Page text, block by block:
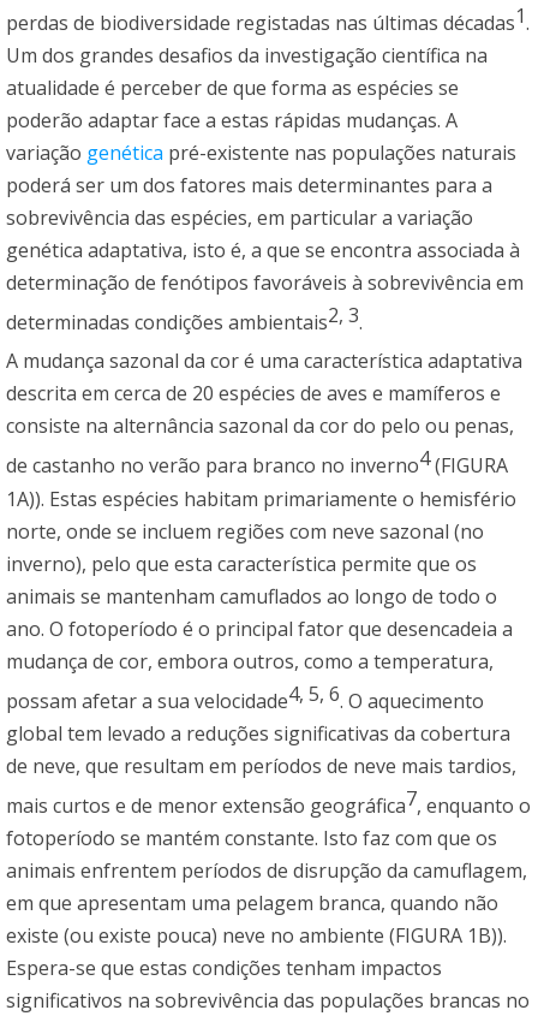
perdas de biodiversidade registadas nas últimas décadas1.
Um dos grandes desafios da investigação científica na
atualidade é perceber de que forma as espécies se
poderão adaptar face a estas rápidas mudanças. A
variação genética pré-existente nas populações naturais
poderá ser um dos fatores mais determinantes para a
sobrevivência das espécies, em particular a variação
genética adaptativa, isto é, a que se encontra associada à
determinação de fenótipos favoráveis à sobrevivência em
determinadas condições ambientais2, 3.
A mudança sazonal da cor é uma característica adaptativa
descrita em cerca de 20 espécies de aves e mamíferos e
consiste na alternância sazonal da cor do pelo ou penas,
de castanho no verão para branco no inverno4(FIGURA
1A)). Estas espécies habitam primariamente o hemisfério
norte, onde se incluem regiões com neve sazonal (no
inverno), pelo que esta característica permite que os
animais se mantenham camuflados ao longo de todo o
ano. O fotoperíodo é o principal fator que desencadeia a
mudança de cor, embora outros, como a temperatura,
possam afetar a sua velocidade4, 5, 6. O aquecimento
global tem levado a reduções significativas da cobertura
de neve, que resultam em períodos de neve mais tardios,
mais curtos e de menor extensão geográfica7, enquanto o
fotoperíodo se mantém constante. Isto faz com que os
animais enfrentem períodos de disrupção da camuflagem,
em que apresentam uma pelagem branca, quando não
existe (ou existe pouca) neve no ambiente (FIGURA 1B)).
Espera-se que estas condições tenham impactos
significativos na sobrevivência das populações brancas no